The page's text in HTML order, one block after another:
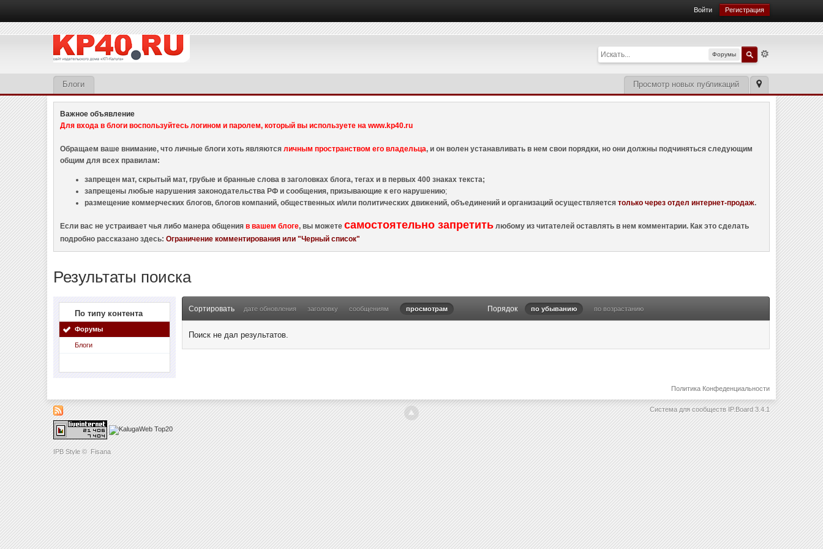
IPB Style © Fisana
Войти Регистрация
Форумы
Просмотр новых публикаций
Блоги
Важное объявление
Для входа в блоги воспользуйтесь логином и паролем, который вы используете на www.kp40.ru
Обращаем ваше внимание, что личные блоги хоть являютсяличным пространством его владельца, и он волен устанавливать в нем свои порядки, но они должны подчиняться следующим
общим для всех правилам:
запрещен мат, скрытый мат, грубые и бранные слова в заголовках блога, тегах и в первых 400 знаках текста;
запрещены любые нарушения законодательства РФ и сообщения, призывающие к его нарушению;
размещение коммерческих блогов, блогов компаний, общественных и/или политических движений, объединений и организаций осуществляетсятолько через отдел интернет-продаж.
Если вас не устраивает чья либо манера общенияв вашем блоге, вы можетесамостоятельно запретить любому из читателей оставлять в нем комментарии. Как это сделать
подробно рассказано здесь:Ограничение комментирования или "Черный список"
Результаты поиска
По типу контента
Форумы
Блоги
Сортировать дате обновления заголовку сообщениям просмотрам Порядок по убыванию по возрастанию
Поиск не дал результатов.
Политика Конфеденциальности
Система для сообществ IP.Board 3.4.1